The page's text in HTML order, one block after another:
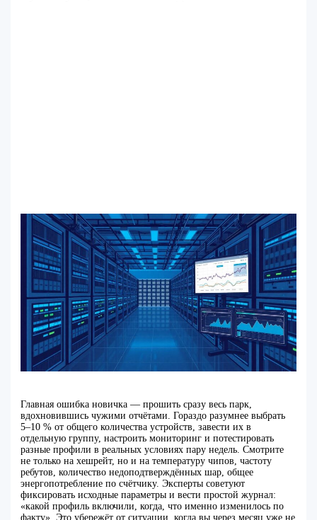
Главная ошибка новичка — прошить сразу весь парк,
вдохновившись чужими отчётами. Гораздо разумнее выбрать
5–10 % от общего количества устройств, завести их в
отдельную группу, настроить мониторинг и потестировать
разные профили в реальных условиях пару недель. Смотрите
не только на хешрейт, но и на температуру чипов, частоту
ребутов, количество недоподтверждённых шар, общее
энергопотребление по счётчику. Эксперты советуют
фиксировать исходные параметры и вести простой журнал:
«какой профиль включили, когда, что именно изменилось по
факту». Это убережёт от ситуации, когда вы через месяц уже не